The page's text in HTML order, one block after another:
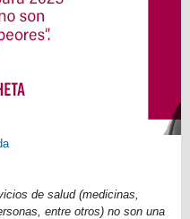
de salud (medicinas,
entre otros) no son una